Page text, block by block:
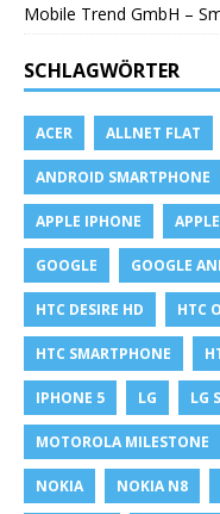
Mobile Trend GmbH –
SCHLAGWÖRTER
ACER ALLNET FLAT
ANDROID SMARTPHONE
APPLE IPHONE
GOOGLE GOOGLE
HTC DESIRE HD HTC
HTC SMARTPHONE
IPHONE 5 LG LG
MOTOROLA MILESTONE
NOKIA NOKIA N8